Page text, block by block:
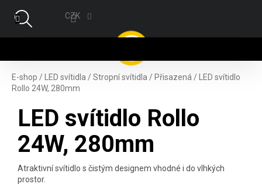
CZK
E-shop / LED svítidla /Stropní svítidla / Přisazená /
LED svítidlo
Rollo 24W, 280mm
LED svítidlo Rollo
24W, 280mm
Atraktivní svítidlo s čistým designem vhodné i do vlhkých
prostor.